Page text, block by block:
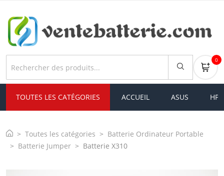
0
TOUTES LES CATÉGORIES ACCUEIL ASUS HP
Toutes les catégories
Batterie Ordinateur Portable
Batterie Jumper
Batterie X310